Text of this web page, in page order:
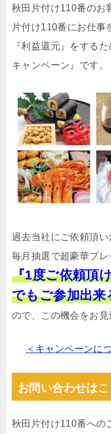
秋田片付け110番のお
片付け110番にお仕事
『利益還元』をする
キャンペーン』です。
過去当社にご依頼頂い
毎月抽選で超豪華プレ
『1度ご依頼頂
でもご参加出
ので、この機会をお見
＜キャンペーンに
お問い合わせはこ
秋田片付け110番への